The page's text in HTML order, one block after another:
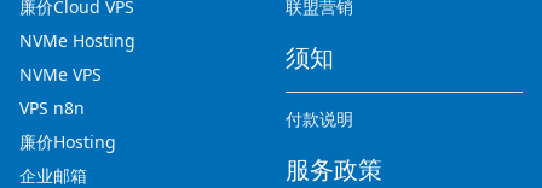
廉价Cloud VPS
NVMe Hosting
NVMe VPS
VPS n8n
廉价Hosting
企业邮箱
联盟营销
须知
付款说明
服务政策